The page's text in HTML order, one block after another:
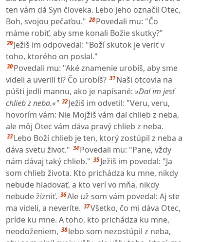
ten vám dá Syn človeka. Lebo jeho označil Otec,
Boh, svojou pečaťou." 28 Povedali mu: "Čo
máme robiť, aby sme konali Božie skutky?"
29 Ježiš im odpovedal: "Boží skutok je veriť v
toho, ktorého on poslal."
30 Povedali mu: "Aké znamenie urobíš, aby sme
videli a uverili ti? Čo urobíš? 31 Naši otcovia na
púšti jedli mannu, ako je napísané: »Dal im jesť
chlieb z neba.«" 32 Ježiš im odvetil: "Veru, veru,
hovorím vám: Nie Mojžiš vám dal chlieb z neba,
ale môj Otec vám dáva pravý chlieb z neba.
33 Lebo Boží chlieb je ten, ktorý zostúpil z neba a
dáva svetu život." 34 Povedali mu: "Pane, vždy
nám dávaj taký chlieb." 35 Ježiš im povedal: "Ja
som chlieb života. Kto prichádza ku mne, nikdy
nebude hladovať, a kto verí vo mňa, nikdy
nebude žízniť. 36Ale už som vám povedal: Aj ste
ma videli, a neveríte. 37Všetko, čo mi dáva Otec,
príde ku mne. A toho, kto prichádza ku mne,
neodoženiem, 38 lebo som nezostúpil z neba,